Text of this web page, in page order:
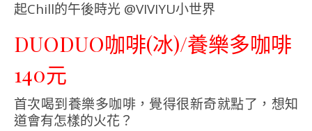
DUODUO咖啡(冰)/養樂多咖啡
140元
首次喝到養樂多咖啡，覺得很新奇就點了，想知
道會有怎樣的火花？